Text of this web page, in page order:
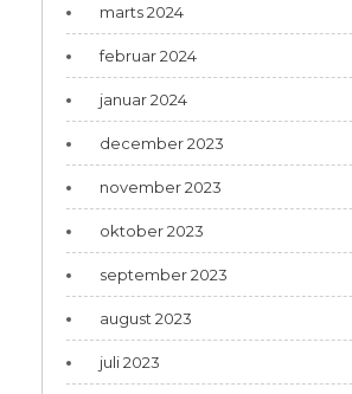
marts 2024
februar 2024
januar 2024
december 2023
november 2023
oktober 2023
september 2023
august 2023
juli 2023